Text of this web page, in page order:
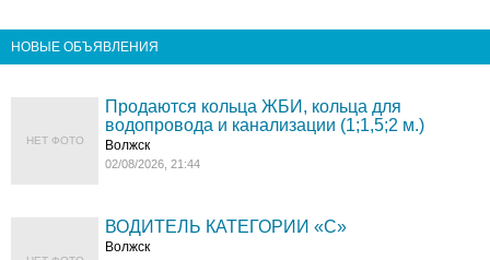
НОВЫЕ ОБЪЯВЛЕНИЯ
НЕТ ФОТО
Продаются кольца ЖБИ, кольца для
водопровода и канализации (1;1,5;2 м.)
Волжск
02/08/2026, 21:44
ВОДИТЕЛЬ КАТЕГОРИИ «C»
Волжск